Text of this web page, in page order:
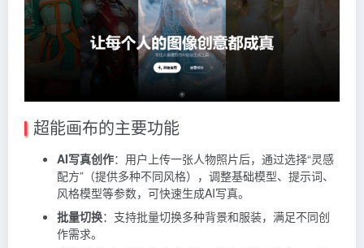
超能画布的主要功能
AI写真创作：用户上传一张人物照片后，通过选择“灵感
配方”（提供多种不同风格），调整基础模型、提示词、
风格模型等参数，可快速生成AI写真。
批量切换：支持批量切换多种背景和服装，满足不同创
作需求。